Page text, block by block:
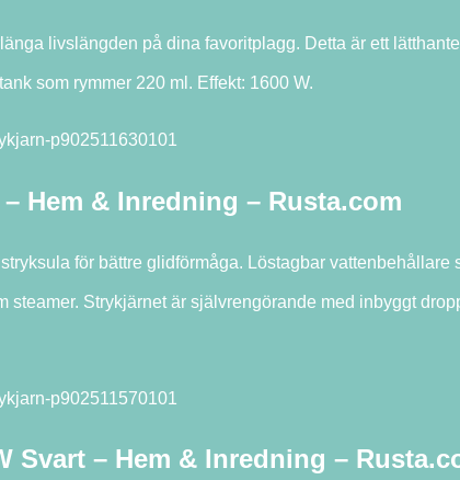
livslängden på dina favoritplagg. Detta är ett
som rymmer 220 ml. Effekt: 1600 W.
p902511630101
Hem & Inredning – Rusta.com
för bättre glidförmåga. Löstagbar
steamer. Strykjärnet är självrengörande med inbyggt
p902511570101
Svart – Hem & Inredning –